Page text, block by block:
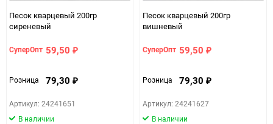
Песок кварцевый 200гр
сиреневый
СуперОпт 59,50 ₽
Розница 79,30 ₽
Артикул: 24241651
В наличии
Песок кварцевый 200гр
вишневый
СуперОпт 59,50 ₽
Розница 79,30 ₽
Артикул: 24241627
В наличии